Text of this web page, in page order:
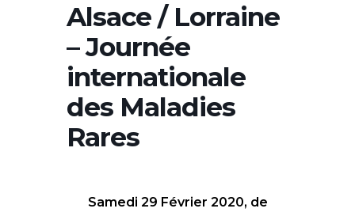
Alsace / Lorraine
– Journée
internationale
des Maladies
Rares
Samedi 29 Février 2020, de